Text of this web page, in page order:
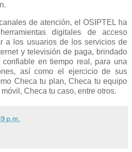
de atención, el OSIPTEL ha
digitales de acceso
a los usuarios de los servicios de
y televisión de paga, brindado
confiable en tiempo real, para una
así como el ejercicio de sus
Checa tu plan, Checa tu equipo
Checa tu caso, entre otros.
p.m.